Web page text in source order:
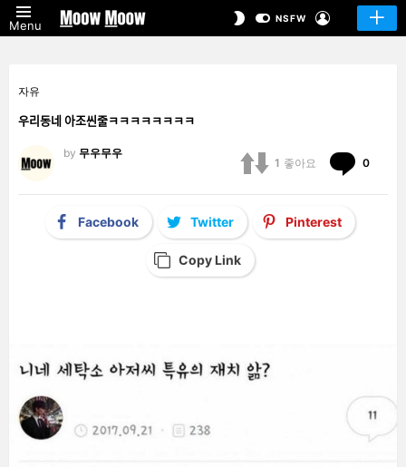
Menu
SWITCHNSFW
자유
우리동네 아조씬줄ㅋㅋㅋㅋㅋㅋㅋㅋ
by 무우무우
1 좋아요 0
Facebook Twitter Pinterest
Copy Link